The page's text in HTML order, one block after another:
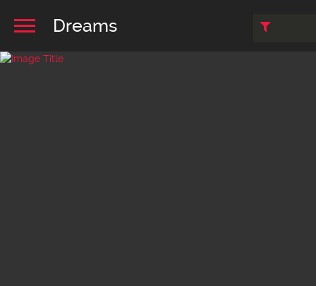
Dreams